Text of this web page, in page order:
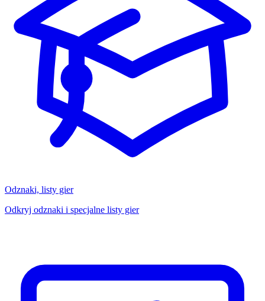
Odznaki, listy gier
Odkryj odznaki i specjalne listy gier